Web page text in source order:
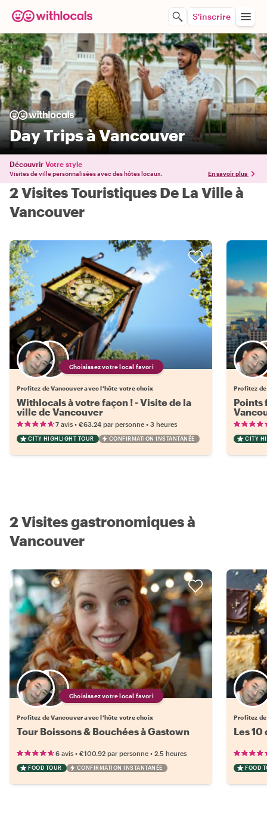
S'inscrire
Day Trips à Vancouver
Découvrir Votre style
Visites de ville personnalisées avec des hôtes locaux. En savoir plus
2 Visites Touristiques De La Ville à
Vancouver
Choisissez votre local favori
Profitez de Vancouver avec l'hôte votre choix
Withlocals à votre façon ! - Visite de la
ville de Vancouver
7 avis • €63.24 par personne • 3 heures
CITY HIGHLIGHT TOUR CONFIRMATION INSTANTANÉE
Profitez
Points
CITY
2 Visites gastronomiques à
Vancouver
Choisissez votre local favori
Profitez de Vancouver avec l'hôte votre choix
Tour Boissons & Bouchées à Gastown
6 avis • €100.92 par personne • 2.5 heures
FOOD TOUR CONFIRMATION INSTANTANÉE
Profitez
Les
FOOD